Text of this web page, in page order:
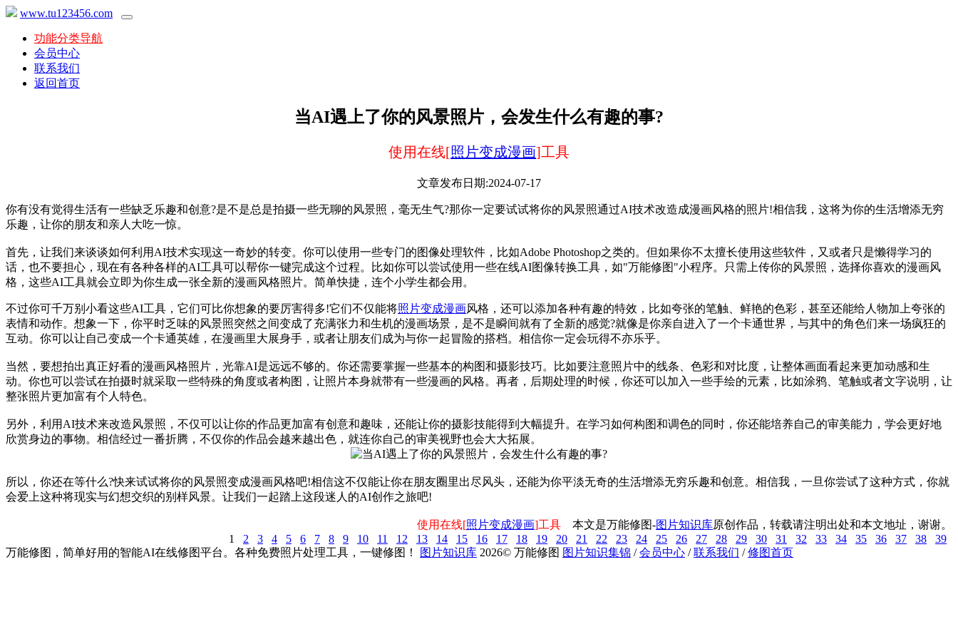
www.tu123456.com
功能分类导航
会员中心
联系我们
返回首页
当AI遇上了你的风景照片，会发生什么有趣的事?
使用在线[照片变成漫画]工具
文章发布日期:2024-07-17
你有没有觉得生活有一些缺乏乐趣和创意?是不是总是拍摄一些无聊的风景照，毫无生气?那你一定要试试将你的风景照通过AI技术改造成漫画风格的照片!相信我，这将为你的生活增添无穷
乐趣，让你的朋友和亲人大吃一惊。
首先，让我们来谈谈如何利用AI技术实现这一奇妙的转变。你可以使用一些专门的图像处理软件，比如Adobe Photoshop之类的。但如果你不太擅长使用这些软件，又或者只是懒得学习的
话，也不要担心，现在有各种各样的AI工具可以帮你一键完成这个过程。比如你可以尝试使用一些在线AI图像转换工具，如"万能修图"小程序。只需上传你的风景照，选择你喜欢的漫画风
格，这些AI工具就会立即为你生成一张全新的漫画风格照片。简单快捷，连个小学生都会用。
不过你可千万别小看这些AI工具，它们可比你想象的要厉害得多!它们不仅能将照片变成漫画风格，还可以添加各种有趣的特效，比如夸张的笔触、鲜艳的色彩，甚至还能给人物加上夸张的
表情和动作。想象一下，你平时乏味的风景照突然之间变成了充满张力和生机的漫画场景，是不是瞬间就有了全新的感觉?就像是你亲自进入了一个卡通世界，与其中的角色们来一场疯狂的
互动。你可以让自己变成一个卡通英雄，在漫画里大展身手，或者让朋友们成为与你一起冒险的搭档。相信你一定会玩得不亦乐乎。
当然，要想拍出真正好看的漫画风格照片，光靠AI是远远不够的。你还需要掌握一些基本的构图和摄影技巧。比如要注意照片中的线条、色彩和对比度，让整体画面看起来更加动感和生
动。你也可以尝试在拍摄时就采取一些特殊的角度或者构图，让照片本身就带有一些漫画的风格。再者，后期处理的时候，你还可以加入一些手绘的元素，比如涂鸦、笔触或者文字说明，让
整张照片更加富有个人特色。
另外，利用AI技术来改造风景照，不仅可以让你的作品更加富有创意和趣味，还能让你的摄影技能得到大幅提升。在学习如何构图和调色的同时，你还能培养自己的审美能力，学会更好地
欣赏身边的事物。相信经过一番折腾，不仅你的作品会越来越出色，就连你自己的审美视野也会大大拓展。
所以，你还在等什么?快来试试将你的风景照变成漫画风格吧!相信这不仅能让你在朋友圈里出尽风头，还能为你平淡无奇的生活增添无穷乐趣和创意。相信我，一旦你尝试了这种方式，你就
会爱上这种将现实与幻想交织的别样风景。让我们一起踏上这段迷人的AI创作之旅吧!
使用在线[照片变成漫画]工具 本文是万能修图-图片知识库原创作品，转载请注明出处和本文地址，谢谢。
1 2 3 4 5 6 7 8 9 10 11 12 13 14 15 16 17 18 19 20 21 22 23 24 25 26 27 28 29 30 31 32 33 34 35 36 37 38
39
万能修图，简单好用的智能AI在线修图平台。各种免费照片处理工具，一键修图！
图片知识库 2026© 万能修图 图片知识集锦 /会员中心 /联系我们 /修图首页